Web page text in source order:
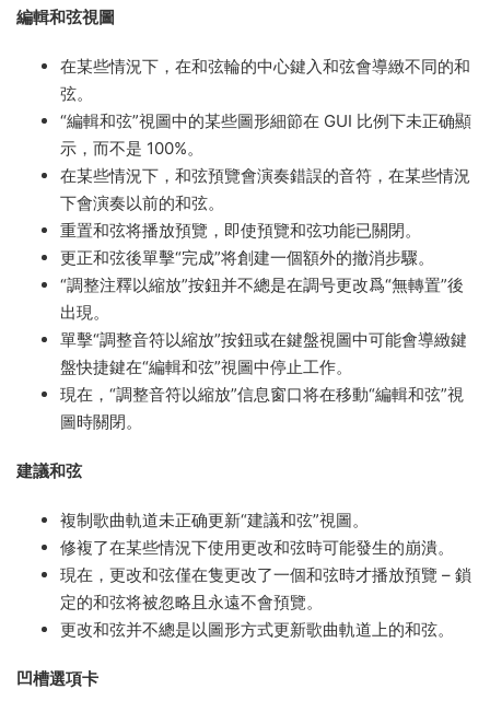
編輯和弦視圖
在某些情況下，在和弦輪的中心鍵入和弦會導緻不同的和
弦。
“編輯和弦”視圖中的某些圖形細節在 GUI 比例下未正确顯
示，而不是 100%。
在某些情況下，和弦預覽會演奏錯誤的音符，在某些情況
下會演奏以前的和弦。
重置和弦将播放預覽，即使預覽和弦功能已關閉。
更正和弦後單擊“完成”将創建一個額外的撤消步驟。
“調整注釋以縮放”按鈕并不總是在調号更改爲“無轉置”後
出現。
單擊“調整音符以縮放”按鈕或在鍵盤視圖中可能會導緻鍵
盤快捷鍵在“編輯和弦”視圖中停止工作。
現在，“調整音符以縮放”信息窗口将在移動“編輯和弦”視
圖時關閉。
建議和弦
複制歌曲軌道未正确更新“建議和弦”視圖。
修複了在某些情況下使用更改和弦時可能發生的崩潰。
現在，更改和弦僅在隻更改了一個和弦時才播放預覽 – 鎖
定的和弦将被忽略且永遠不會預覽。
更改和弦并不總是以圖形方式更新歌曲軌道上的和弦。
凹槽選項卡